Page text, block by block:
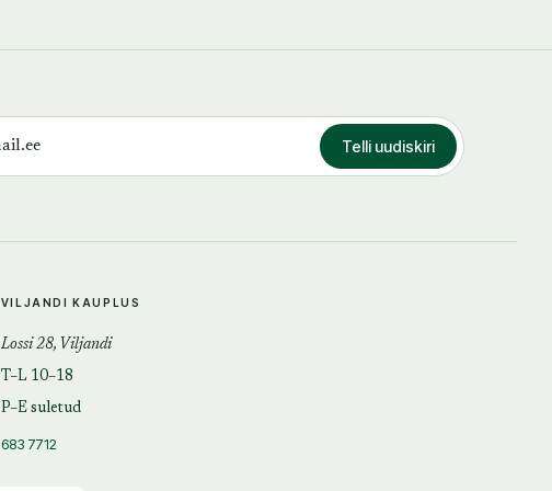
Telli uudiskiri
VILJANDI KAUPLUS
Lossi 28, Viljandi
T–L 10–18
P–E suletud
683 7712